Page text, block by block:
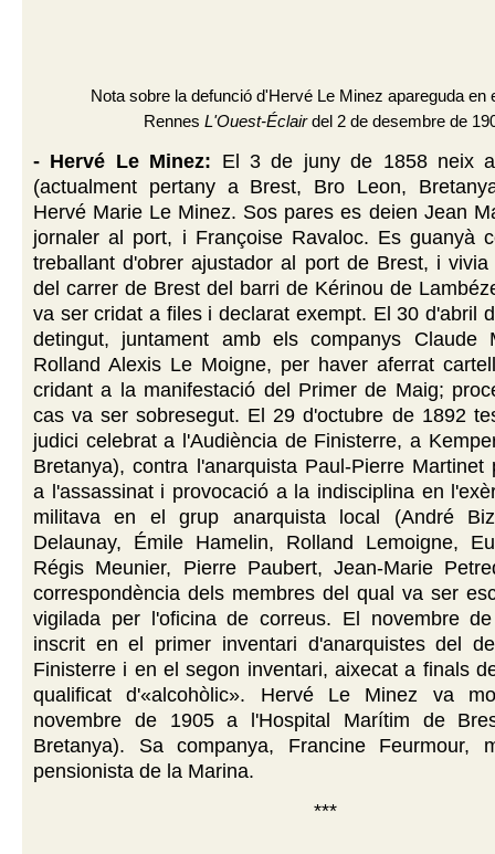
Nota sobre la defunció d'Hervé Le Minez apareguda en
Rennes L'Ouest-Éclairdel 2 de desembre de
- Hervé Le Minez: El 3 de juny de 1858 neix a
(actualment pertany a Brest, Bro Leon,
Hervé Marie Le Minez. Sos pares es deien Jean
jornaler al port, i Françoise Ravaloc. Es guanyà
treballant d'obrer ajustador al port de Brest, i
del carrer de Brest del barri de Kérinou de
va ser cridat a files i declarat exempt. El 30 d'abril
detingut, juntament amb els companys Claude
Rolland Alexis Le Moigne, per haver aferrat
cridant a la manifestació del Primer de Maig;
cas va ser sobresegut. El 29 d'octubre de 1892
judici celebrat a l'Audiència de Finisterre, a
Bretanya), contra l'anarquista Paul-Pierre Martinet
a l'assassinat i provocació a la indisciplina en
militava en el grup anarquista local (André
Delaunay, Émile Hamelin, Rolland Lemoigne,
Régis Meunier, Pierre Paubert, Jean-Marie
correspondència dels membres del qual va ser
vigilada per l'oficina de correus. El novembre
inscrit en el primer inventari d'anarquistes del
Finisterre i en el segon inventari, aixecat a finals
qualificat d'«alcohòlic». Hervé Le Minez va
novembre de 1905 a l'Hospital Marítim de
Bretanya). Sa companya, Francine Feurmour,
pensionista de la Marina.
***